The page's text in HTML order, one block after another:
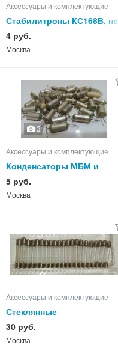
Аксессуары и комплектующие
Стабилитроны КС168В, не
паяные, из СССР.
4 руб.
Москва
3
Аксессуары и комплектующие
Конденсаторы МБМ и
керамика, из СССР
5 руб.
Москва
Аксессуары и комплектующие
Стеклянные
предохранители ПК-45, 45
мм, из СССР.
30 руб.
Москва